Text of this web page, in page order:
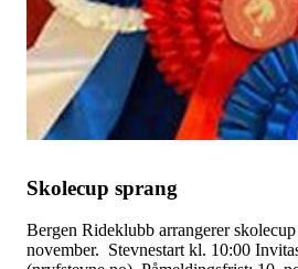
Skolecup sprang
Bergen Rideklubb arrangerer
november. Stevnestart kl. 10:00